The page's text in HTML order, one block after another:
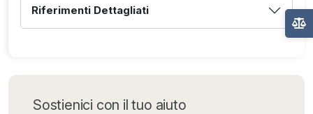
Riferimenti Dettagliati
Sostienici con il tuo aiuto